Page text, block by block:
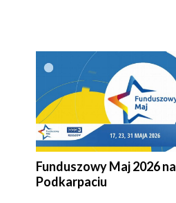
Funduszowy Maj 2026 na
Podkarpaciu